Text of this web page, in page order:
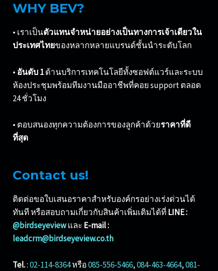
WHY BEV?
• เราเป็นตัวแทนจำหน่ายอย่างเป็นทางการเจ้าเดียวใน
ประเทศไทยของหลากหลายแบรนด์ชั้นนำระดับโลก
• อันดับ 1ด้านบริการเทคโนโลยีทั้งซอฟต์แวร์และระบบ
ห้องประชุมพร้อมทีมงานมืออาชีพที่คอย support ตลอด
24 ชั่วโมง
• ตอบสนองทุกความต้องการของลูกค้าด้วยราคาที่ดี
ที่สุด
Contact us!
ติดต่อขอใบเสนอราคาสำหรับองค์กรอย่างเร่งด่วนได้
ทันที หรือสอบถามเกี่ยวกับสินค้าเพิ่มเติมได้ที่ LINE :
@birdseyeviewและ E-mail :
leadcrm@birdseyeview.co.th
Tel.:02-114-8364หรือ085-556-5466,084-463-4664,081-